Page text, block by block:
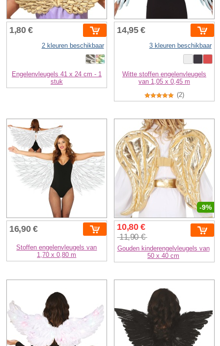
1,80 €
2 kleuren beschikbaar
Engelenvleugels 41 x 24 cm - 1
stuk
14,95 €
3 kleuren beschikbaar
Witte stoffen engelenvleugels
van 1,05 x 0,45 m
(2)
16,90 €
Stoffen engelenvleugels van
1,70 x 0,80 m
-9%
10,80 €
11,90 €
Gouden kinderengelvleugels van
50 x 40 cm